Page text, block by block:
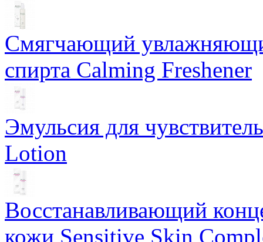
Смягчающий
спирта Calming Freshener
Эмульсия для
Lotion
Восстанавливающий
кожи Sensitive Skin